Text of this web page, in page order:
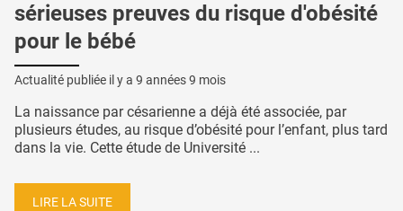
sérieuses preuves du risque d'obésité
pour le bébé
Actualité publiée il y a 9 années 9 mois
La naissance par césarienne a déjà été associée, par
plusieurs études, au risque d’obésité pour l’enfant, plus tard
dans la vie. Cette étude de Université ...
LIRE LA SUITE